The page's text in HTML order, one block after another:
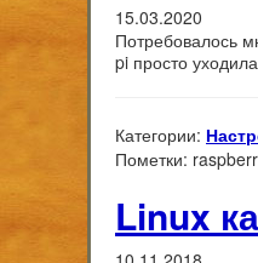
15.03.2020
Потребовалось
pi просто
Категории:
Пометки:
Linux